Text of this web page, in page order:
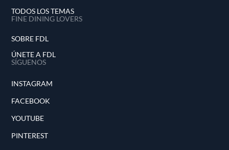
TODOS LOS TEMAS
FINE DINING LOVERS
SOBRE FDL
ÚNETE A FDL
SÍGUENOS
INSTAGRAM
FACEBOOK
YOUTUBE
PINTEREST